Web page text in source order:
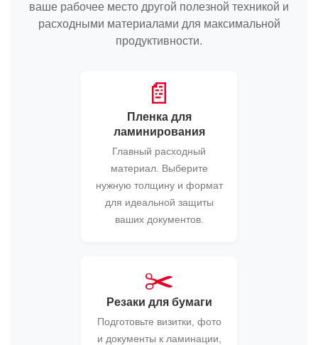
ваше рабочее место другой полезной техникой и
расходными материалами для максимальной
продуктивности.
📄
Пленка для
ламинирования
Главный расходный
материал. Выберите
нужную толщину и формат
для идеальной защиты
ваших документов.
✂️
Резаки для бумаги
Подготовьте визитки, фото
и документы к ламинации,